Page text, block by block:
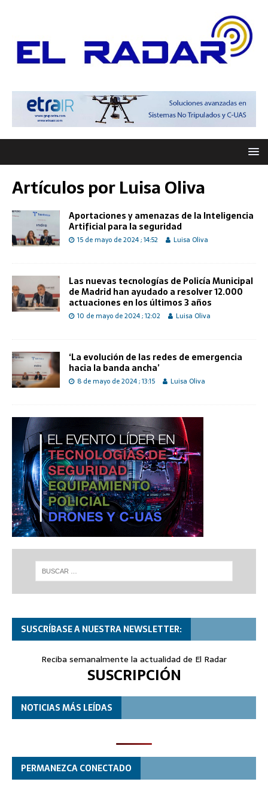
Artículos porLuisa Oliva
Aportaciones y amenazas de la Inteligencia
Artificial para la seguridad
15 de mayo de 2024 ; 14:52 Luisa Oliva
Las nuevas tecnologías de Policía Municipal
de Madrid han ayudado a resolver 12.000
actuaciones en los últimos 3 años
10 de mayo de 2024 ; 12:02 Luisa Oliva
‘La evolución de las redes de emergencia
hacia la banda ancha’
8 de mayo de 2024 ; 13:15 Luisa Oliva
SUSCRÍBASE A NUESTRA NEWSLETTER:
Reciba semanalmente la actualidad de El Radar
SUSCRIPCIÓN
NOTICIAS MÁS LEÍDAS
PERMANEZCA CONECTADO